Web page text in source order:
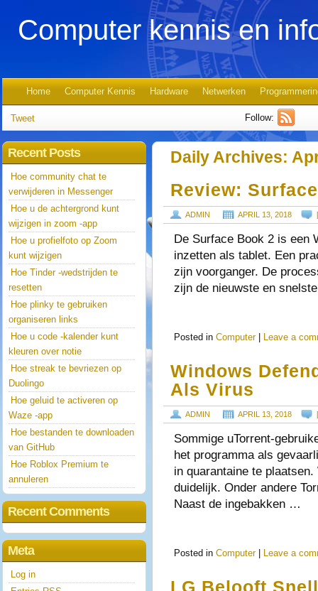
Computer kennis en
Home Computer Kennis Hardware Netwerken
Tweet Follow:
Daily Archives:
Review:
ADMIN APRIL 13, 2018
De Surface Book 2 is een
inzetten als tablet. Een
zijn voorganger. De
zijn de nieuwste en
Posted in Computer Leave a
Windows
Als Virus
ADMIN APRIL 13, 2018
Sommige uTorrent-
het programma als
in quarantaine te
duidelijk. Onder andere
Naast de ingebakken …
Posted in Computer Leave a
LG Belooft
Recent Posts
Hoe community chat te
verwijderen in Messenger
Hoe u de achtergrond kunt
wijzigen in zoom -app
Hoe u profielfoto op Zoom
kunt wijzigen
Hoe Tinder -wedstrijden te
resetten
Hoe plinky te gebruiken
organiseren links
Hoe u code -kalender kunt
kleuren over notie
Hoe streak te bevriezen op
Duolingo
Hoe geluid te activeren op
Waze -app
Hoe bestanden te downloaden
van GitHub
Hoe Roblox Premium te
annuleren
Recent Comments
Meta
Log in